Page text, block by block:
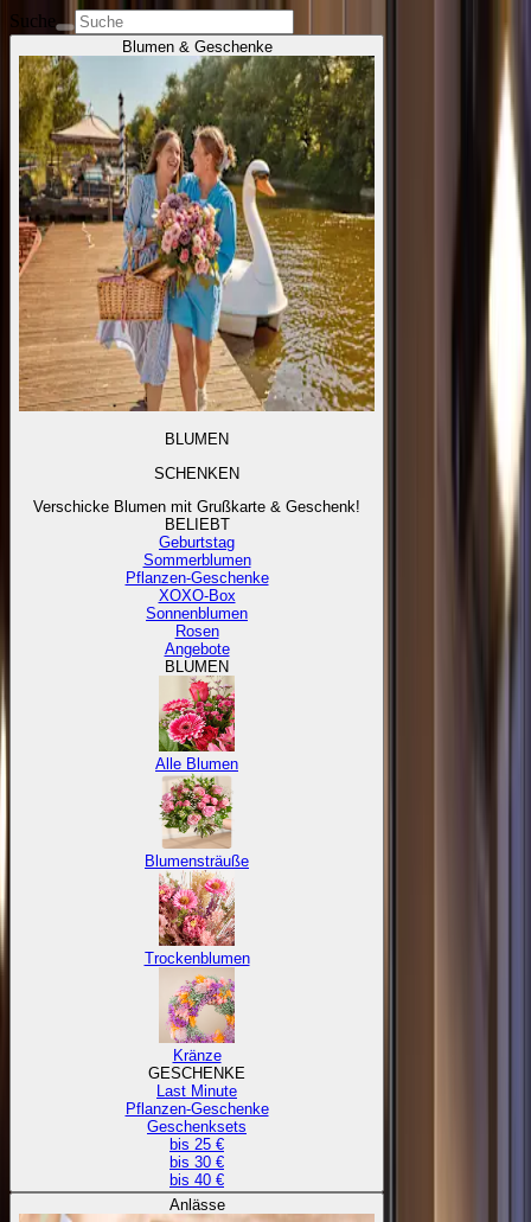
Suche
Blumen & Geschenke
BLUMEN
SCHENKEN
Verschicke Blumen mit Grußkarte & Geschenk!
BELIEBT
Geburtstag
Sommerblumen
Pflanzen-Geschenke
XOXO-Box
Sonnenblumen
Rosen
Angebote
BLUMEN
Alle Blumen
Blumensträuße
Trockenblumen
Kränze
GESCHENKE
Last Minute
Pflanzen-Geschenke
Geschenksets
bis 25 €
bis 30 €
bis 40 €
Anlässe